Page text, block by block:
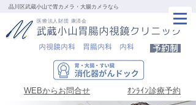
品川区武蔵小山で胃カメラ・大腸カメラなら
医療法人財団 康済会
武蔵小山胃腸内視鏡クリニック
内視鏡内科 胃腸内科 内科 予約制
WEBからお問合せ ｵﾝﾗｲﾝ診療予約